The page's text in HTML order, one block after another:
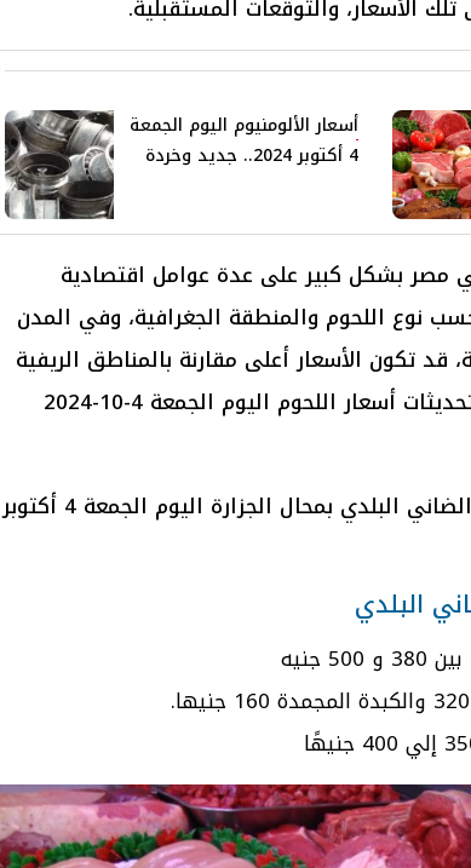
الأسعار، والتوقعات المستقبلية.
أسعار الألومنيوم اليوم الجمعة
4 أكتوبر 2024.. جديد وخردة
مصر بشكل كبير على عدة عوامل اقتصادية
نوع اللحوم والمنطقة الجغرافية، وفي المدن
قد تكون الأسعار أعلى مقارنة بالمناطق الريفية
أو المدن الصغيرة ، وإليكم آخر تحديثات أسعار اللحوم اليوم الجمعة 4-10-2024
والضاني البلدي بمحال الجزارة اليوم الجمعة 4 أكتوبر
البلدي
جنيه